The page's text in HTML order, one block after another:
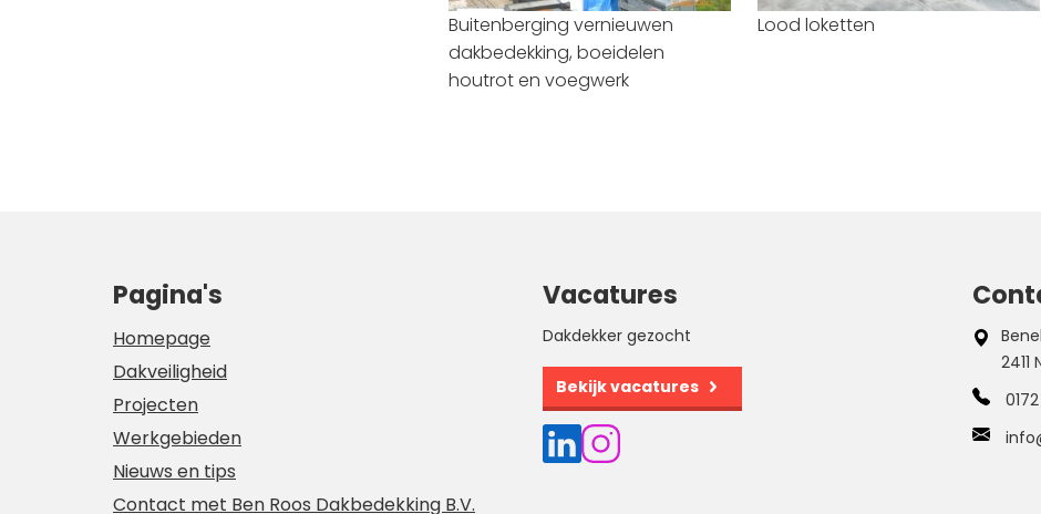
Buitenberging vernieuwen
dakbedekking, boeidelen
houtrot en voegwerk
Lood loketten
Pagina's
Homepage
Dakveiligheid
Projecten
Werkgebieden
Nieuws en tips
Contact met Ben Roos Dakbedekking B.V.
Vacatures
Dakdekker gezocht
Bekijk vacatures
2411